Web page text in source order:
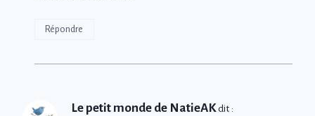
Répondre
Le petit monde de NatieAK dit :